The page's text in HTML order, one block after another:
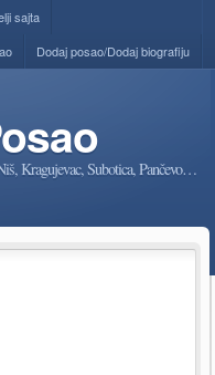
sajta
Dodaj posao/Dodaj biografiju
Kragujevac, Subotica, Pančevo…